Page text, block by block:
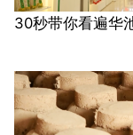
30秒带你看遍华